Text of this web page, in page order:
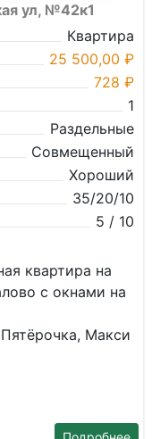
ул, №42к1
Квартира
25 500,00 ₽
728 ₽
1
Раздельные
Совмещенный
Хороший
35/20/10
5 / 10
квартиpа нa
c oкнaми на
Мaкси